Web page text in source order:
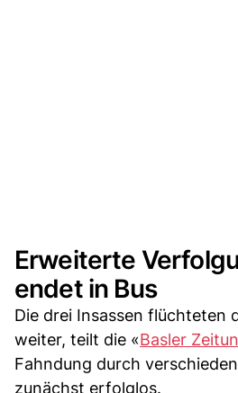
Erweiterte
endet in Bus
Die drei Insassen flüchteten
weiter, teilt die «Basler
Fahndung durch
zunächst erfolglos.